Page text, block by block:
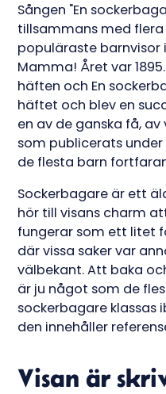
Sången "En
tillsammans med
populäraste barnvisor
Mamma! Året var
häften och En
häftet och blev en
en av de ganska få,
som publicerats under
de flesta barn
Sockerbagare är ett
hör till visans charm
fungerar som ett litet
där vissa saker var
välbekant. Att baka
är ju något som de
sockerbagare klassas
den innehåller
Visan är